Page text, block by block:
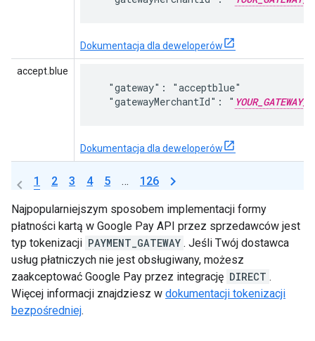
Dokumentacja dla deweloperów
accept.blue
  "gateway": "acceptblue"
  "gatewayMerchantId": "
Dokumentacja dla deweloperów
1 2 3 4 5 … 126
Najpopularniejszym sposobem implementacji formy
płatności kartą w Google Pay API przez sprzedawców jest
typ tokenizacji PAYMENT_GATEWAY . Jeśli Twój dostawca
usług płatniczych nie jest obsługiwany, możesz
zaakceptować Google Pay przez integrację DIRECT .
Więcej informacji znajdziesz w dokumentacji tokenizacji
bezpośredniej.